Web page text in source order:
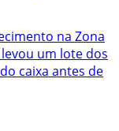
na Zona
um lote dos
caixa antes de